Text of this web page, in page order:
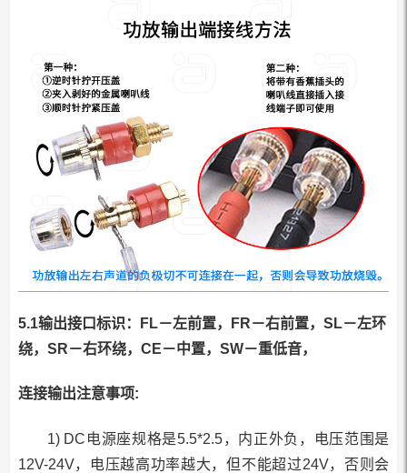
5.1输出接口标识：FL－左前置，FR－右前置，SL－左环
绕，SR－右环绕，CE－中置，SW－重低音，
连接输出注意事项:
1) DC电源座规格是5.5*2.5，内正外负，电压范围是
12V-24V，电压越高功率越大，但不能超过24V，否则会